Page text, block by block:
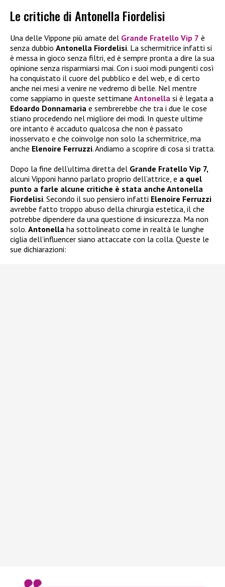
Le critiche di Antonella Fiordelisi
Una delle Vippone più amate del Grande Fratello Vip 7 è
senza dubbio Antonella Fiordelisi. La schermitrice infatti si
è messa in gioco senza filtri, ed è sempre pronta a dire la sua
opinione senza risparmiarsi mai. Con i suoi modi pungenti così
ha conquistato il cuore del pubblico e del web, e di certo
anche nei mesi a venire ne vedremo di belle. Nel mentre
come sappiamo in queste settimane Antonella si è legata a
Edoardo Donnamaria e sembrerebbe che tra i due le cose
stiano procedendo nel migliore dei modi. In queste ultime
ore intanto è accaduto qualcosa che non è passato
inosservato e che coinvolge non solo la schermitrice, ma
anche Elenoire Ferruzzi. Andiamo a scoprire di cosa si tratta.
Dopo la fine dell’ultima diretta del Grande Fratello Vip 7,
alcuni Vipponi hanno parlato proprio dell’attrice, e a quel
punto a farle alcune critiche è stata anche Antonella
Fiordelisi. Secondo il suo pensiero infatti Elenoire Ferruzzi
avrebbe fatto troppo abuso della chirurgia estetica, il che
potrebbe dipendere da una questione di insicurezza. Ma non
solo. Antonella ha sottolineato come in realtà le lunghe
ciglia dell’influencer siano attaccate con la colla. Queste le
sue dichiarazioni: